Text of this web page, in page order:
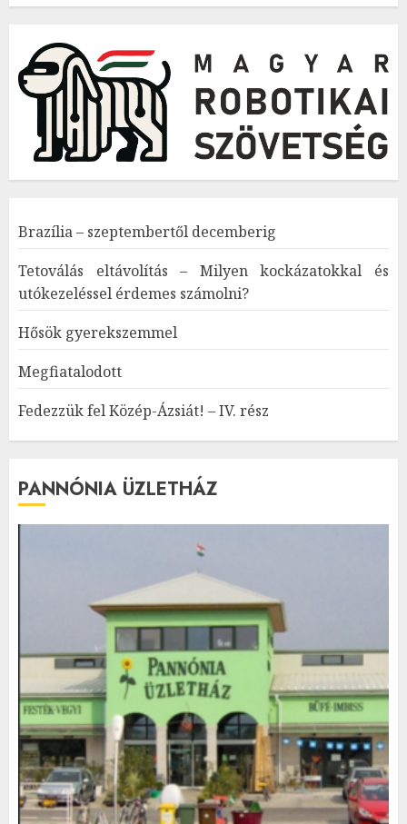
Brazília – szeptembertől decemberig
Tetoválás eltávolítás – Milyen kockázatokkal és
utókezeléssel érdemes számolni?
Hősök gyerekszemmel
Megfiatalodott
Fedezzük fel Közép-Ázsiát! – IV. rész
PANNÓNIA ÜZLETHÁZ